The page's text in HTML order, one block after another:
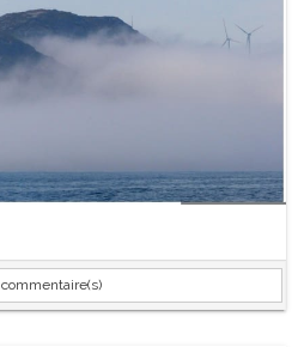
commentaire(s)